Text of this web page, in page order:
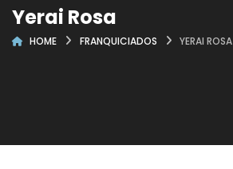
Yerai Rosa
HOME FRANQUICIADOS YERAI ROSA